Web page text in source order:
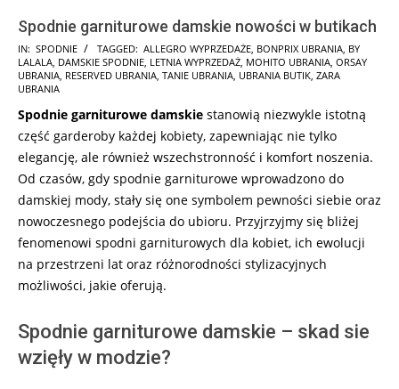
Spodnie garniturowe damskie nowości w butikach
2024-
12-
02
IN: SPODNIE TAGGED: ALLEGRO WYPRZEDAŻE BONPRIX UBRANIA BY
LALALA DAMSKIE SPODNIE LETNIA WYPRZEDAŻ MOHITO UBRANIA ORSAY
UBRANIA RESERVED UBRANIA TANIE UBRANIA UBRANIA BUTIK ZARA
UBRANIA
Spodnie garniturowe damskie stanowią niezwykle istotną
część garderoby każdej kobiety, zapewniając nie tylko
elegancję, ale również wszechstronność i komfort noszenia.
Od czasów, gdy spodnie garniturowe wprowadzono do
damskiej mody, stały się one symbolem pewności siebie oraz
nowoczesnego podejścia do ubioru. Przyjrzyjmy się bliżej
fenomenowi spodni garniturowych dla kobiet, ich ewolucji
na przestrzeni lat oraz różnorodności stylizacyjnych
możliwości, jakie oferują.
Spodnie garniturowe damskie – skad sie
wzięły w modzie?